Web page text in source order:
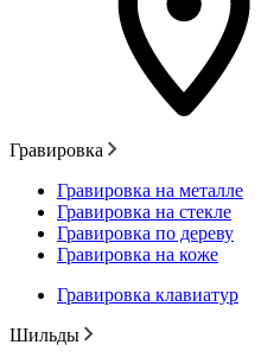
Гравировка
Гравировка на металле
Гравировка на стекле
Гравировка по дереву
Гравировка на коже
Гравировка клавиатур
Шильды